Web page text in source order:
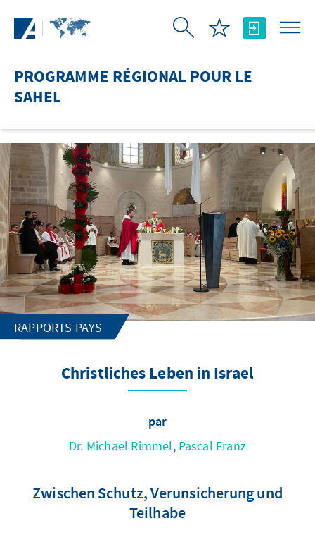
PROGRAMME RÉGIONAL POUR LE
SAHEL
RAPPORTS PAYS
Christliches Leben in Israel
par
Dr. Michael Rimmel, Pascal Franz
Zwischen Schutz, Verunsicherung und
Teilhabe